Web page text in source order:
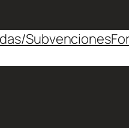
Subvenciones